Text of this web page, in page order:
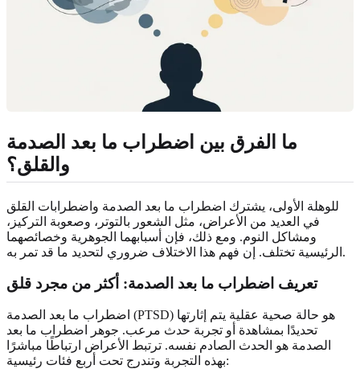
ما الفرق بين اضطراب ما بعد الصدمة
والقلق؟
للوهلة الأولى، يشترك اضطراب ما بعد الصدمة واضطرابات القلق
في العديد من الأعراض، مثل الشعور بالتوتر، وصعوبة التركيز،
ومشاكل النوم. ومع ذلك، فإن أسبابهما الجوهرية وخصائصهما
الرئيسية تختلف. إن فهم هذا الاختلاف ضروري لتحديد ما قد تمر به.
تعريف اضطراب ما بعد الصدمة: أكثر من مجرد قلق
اضطراب ما بعد الصدمة (PTSD) هو حالة صحية عقلية يتم إثارتها
تحديدًا بمشاهدة أو تجربة حدث مرعب. جوهر اضطراب ما بعد
الصدمة هو الحدث الصادم نفسه. ترتبط الأعراض ارتباطًا مباشرًا
بهذه التجربة وتندرج تحت أربع فئات رئيسية: